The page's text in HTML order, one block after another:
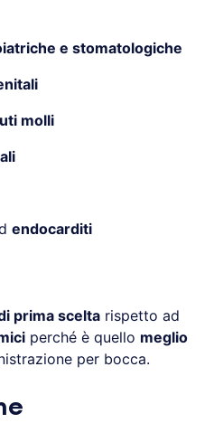
e stomatologiche
molli
endocarditi
prima scelta rispetto ad
perché è quello meglio
per bocca.